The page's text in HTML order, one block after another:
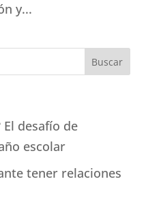
y...
El desafío de
escolar
tener relaciones